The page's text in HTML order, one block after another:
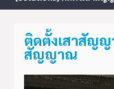
ติดตั้งเสาสัญ
สัญญาณ